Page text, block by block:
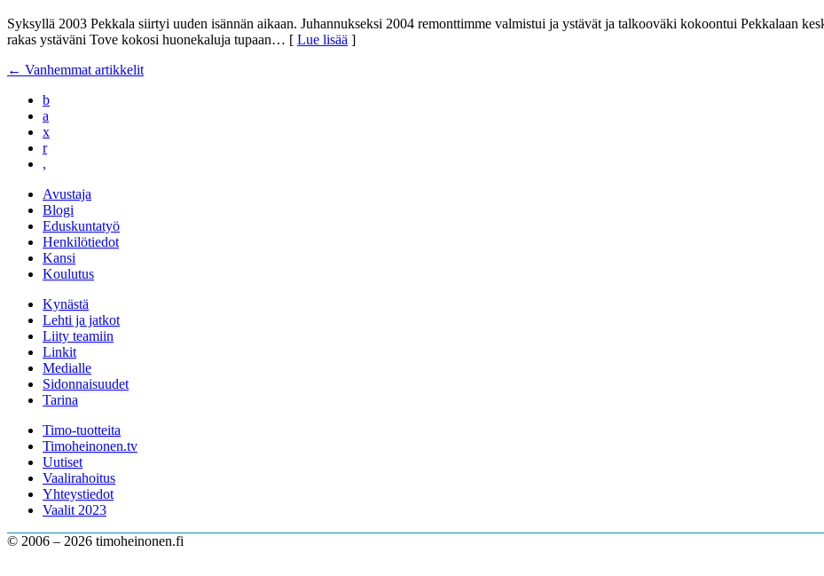
Syksyllä 2003 Pekkala siirtyi uuden isännän aikaan. Juhannukseksi 2004 remonttimme valmistui ja ystävät ja talkooväki kokoontui Pekkalaan
rakas ystäväni Tove kokosi huonekaluja tupaan… [ Lue lisää ]
← Vanhemmat artikkelit
b
a
x
r
,
Avustaja
Blogi
Eduskuntatyö
Henkilötiedot
Kansi
Koulutus
Kynästä
Lehti ja jatkot
Liity teamiin
Linkit
Medialle
Sidonnaisuudet
Tarina
Timo-tuotteita
Timoheinonen.tv
Uutiset
Vaalirahoitus
Yhteystiedot
Vaalit 2023
© 2006 – 2026 timoheinonen.fi